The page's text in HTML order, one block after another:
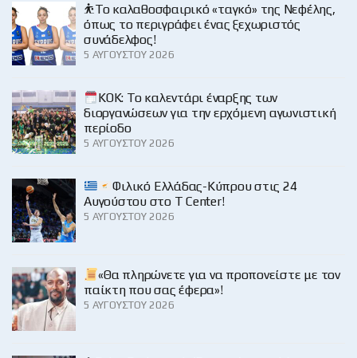
⛹️‍Το καλαθοσφαιρικό «ταγκό» της Νεφέλης,
όπως το περιγράφει ένας ξεχωριστός
συνάδελφος!
5 ΑΥΓΟΎΣΤΟΥ 2026
KOK: Το καλεντάρι έναρξης των
διοργανώσεων για την ερχόμενη αγωνιστική
περίοδο
5 ΑΥΓΟΎΣΤΟΥ 2026
Φιλικό Ελλάδας-Κύπρου στις 24
Αυγούστου στο Τ Center!
5 ΑΥΓΟΎΣΤΟΥ 2026
«Θα πληρώνετε για να προπονείστε με τον
παίκτη που σας έφερα»!
5 ΑΥΓΟΎΣΤΟΥ 2026